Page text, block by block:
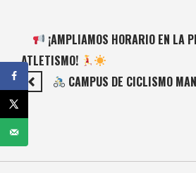
¡AMPLIAMOS HORARIO EN LA
ATLETISMO!
CAMPUS DE CICLISMO